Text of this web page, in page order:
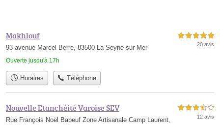
Makhlouf
93 avenue Marcel Berre, 83500 La Seyne-sur-Mer
Ouverte jusqu'à 17h
5,0 étoiles sur 5
20 avis
Horaires Téléphone
Nouvelle Etanchéité Varoise SEV
Rue François Noël Babeuf Zone Artisanale Camp Laurent,
3,5 étoiles sur 5
12 avis